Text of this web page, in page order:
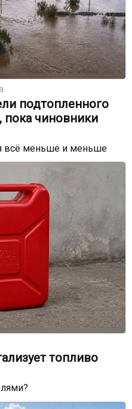
подтопленного
пока чиновники
всё меньше и меньше
топливо